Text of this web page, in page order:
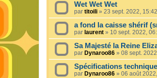
Wet Wet Wet
par titoili » 23 sept. 2022, 15:42
a fond la caisse shérif
par laurent » 10 sept. 2022,
Sa Majesté la Reine
par Dynaroo86 » 08 sept.
Spécifications
par Dynaroo86 » 06 août